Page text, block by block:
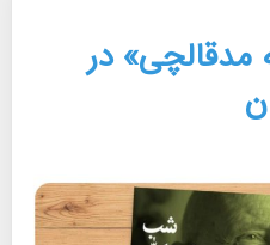
مدقالچی» در